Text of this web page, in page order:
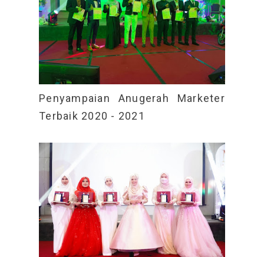
Penyampaian Anugerah Marketer
Terbaik 2020 - 2021